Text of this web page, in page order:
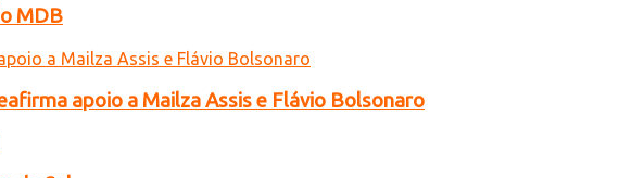
MDB
apoio a Mailza Assis e Flávio Bolsonaro